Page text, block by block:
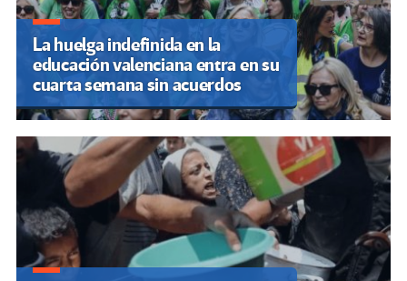
La huelga indefinida en la
educación valenciana entra en su
cuarta semana sin acuerdos